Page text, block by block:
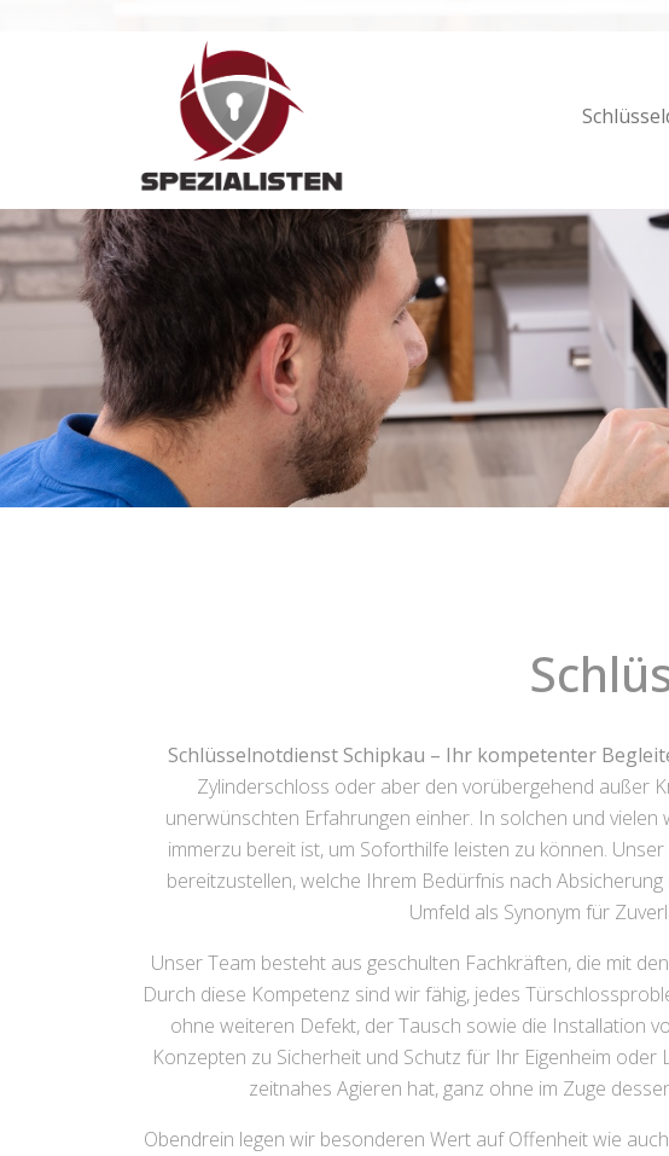
Hauptnavigation
Schlüsselnotdienst Schipkau – Ihr kompetenter
Zylinderschloss oder aber den vorübergehend außer
unerwünschten Erfahrungen einher. In solchen und
immerzu bereit ist, um Soforthilfe leisten zu können.
bereitzustellen, welche Ihrem Bedürfnis nach
Umfeld als Synonym für
Unser Team besteht aus geschulten Fachkräften, die mit
Durch diese Kompetenz sind wir fähig, jedes
ohne weiteren Defekt, der Tausch sowie die Installation
Konzepten zu Sicherheit und Schutz für Ihr Eigenheim
zeitnahes Agieren hat, ganz ohne im Zuge
Obendrein legen wir besonderen Wert auf Offenheit wie